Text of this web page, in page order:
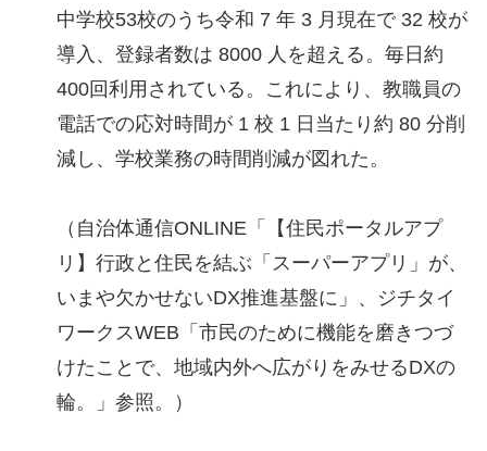
中学校53校のうち令和 7 年 3 月現在で 32 校が
導入、登録者数は 8000 人を超える。毎日約
400回利用されている。これにより、教職員の
電話での応対時間が 1 校 1 日当たり約 80 分削
減し、学校業務の時間削減が図れた。
（自治体通信ONLINE「【住民ポータルアプ
リ】行政と住民を結ぶ「スーパーアプリ」が、
いまや欠かせないDX推進基盤に」、ジチタイ
ワークスWEB「市民のために機能を磨きつづ
けたことで、地域内外へ広がりをみせるDXの
輪。」参照。）